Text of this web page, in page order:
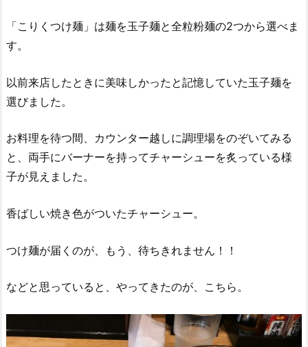
「こりくつけ麺」は麺を玉子麺と全粒粉麺の2つから選べま
す。
以前来店したときに美味しかったと記憶していた玉子麺を
選びました。
お料理を待つ間、カウンター越しに調理場をのぞいてみる
と、両手にバーナーを持ってチャーシューを炙っている様
子が見えました。
香ばしい焼き色がついたチャーシュー。
つけ麺が届くのが、もう、待ちきれません！！
などと思っていると、やってきたのが、こちら。